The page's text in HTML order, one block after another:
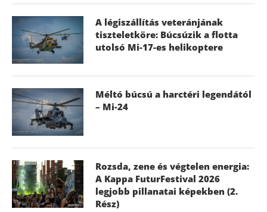
A légiszállítás veteránjának
tiszteletköre: Búcsúzik a flotta
utolsó Mi-17-es helikoptere
Méltó búcsú a harctéri legendától
– Mi-24
Rozsda, zene és végtelen energia:
A Kappa FuturFestival 2026
legjobb pillanatai képekben (2.
Rész)